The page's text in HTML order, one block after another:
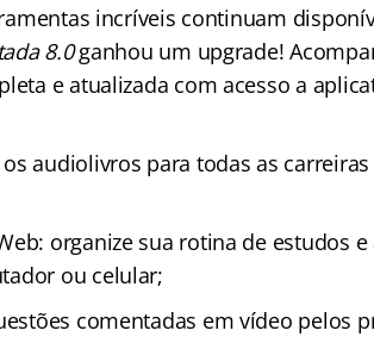
incríveis continuam
8.0ganhou um upgrade!
e atualizada com acesso a
audiolivros para todas as
organize sua rotina de estudos
ou celular;
comentadas em vídeo pelos